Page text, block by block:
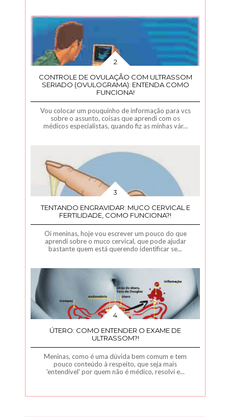
CONTROLE DE OVULAÇÃO COM ULTRASSOM
SERIADO (OVULOGRAMA): ENTENDA COMO
FUNCIONA!
Vou colocar um pouquinho de informação para vcs
sobre o assunto, coisas que aprendi com os
médicos especialistas, quando fiz as minhas vár...
TENTANDO ENGRAVIDAR: MUCO CERVICAL E
FERTILIDADE, COMO FUNCIONA?!
Oi meninas, hoje vou escrever um pouco do que
aprendi sobre o muco cervical, que pode ajudar
bastante quem está querendo identificar se...
ÚTERO: COMO ENTENDER O EXAME DE
ULTRASSOM?!
Meninas, como é uma dúvida bem comum e tem
pouco conteúdo à respeito, que seja mais
'entendível' por quem não é médico, resolvi e...